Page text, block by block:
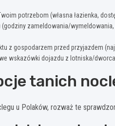
potrzebom (własna łazienka,
zameldowania/
z gospodarzem przed przyjazdem
wskazówki dojazdu z lotniska/dworca
tanich
u Polaków, rozważ te